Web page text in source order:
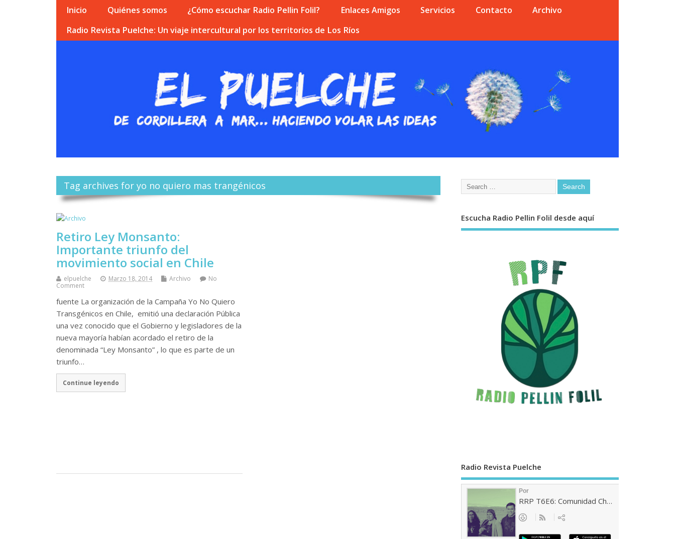
Inicio Quiénes somos ¿Cómo escuchar Radio Pellin Folil? Enlaces Amigos Servicios Contacto
Archivo
Radio Revista Puelche: Un viaje intercultural por los territorios de Los Ríos
Tag archives for yo no quiero mas trangénicos
Retiro Ley Monsanto:
Importante triunfo del
movimiento social en Chile
elpuelche Marzo 18, 2014 Archivo
No
Comment
fuente La organización de la Campaña Yo No Quiero
Transgénicos en Chile, emitió una declaración Pública
una vez conocido que el Gobierno y legisladores de la
nueva mayoría habían acordado el retiro de la
denominada “Ley Monsanto” , lo que es parte de un
triunfo…
Continue leyendo
Escucha Radio Pellin Folil desde aquí
Radio Revista Puelche